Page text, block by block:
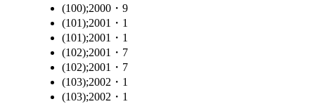
(100);2000・9
(101);2001・1
(101);2001・1
(102);2001・7
(102);2001・7
(103);2002・1
(103);2002・1